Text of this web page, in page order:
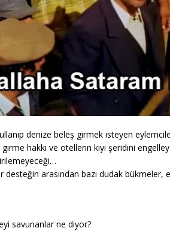
denize beleş girmek isteyen
hakkı ve otellerin kıyı şeridini
desteğin arasından bazı dudak
savunanlar ne diyor?